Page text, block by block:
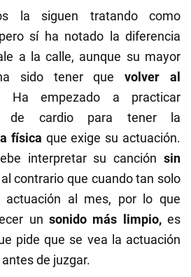
la siguen tratando como
sí ha notado la diferencia
a la calle, aunque su mayor
sido tener quevolver al
Ha empezado a practicar
de cardio para tener la
física que exige su actuación.
interpretar su canción sin
al contrario que cuando tan solo
actuación al mes, por lo que
un sonido más limpio,es
pide que se vea la actuación
de juzgar.